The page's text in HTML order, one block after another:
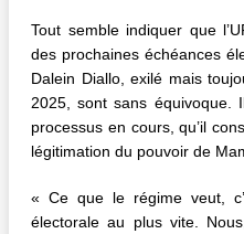
Tout semble indiquer que
des prochaines échéances
Dalein Diallo, exilé mais
2025, sont sans
processus en cours, qu’il
légitimation du pouvoir de
« Ce que le régime veut,
électorale au plus vite.